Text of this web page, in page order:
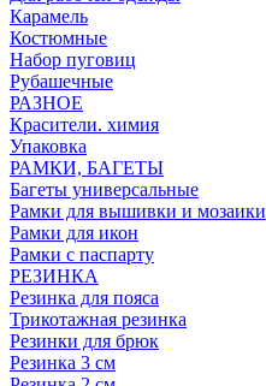
Карамель
Костюмные
Набор пуговиц
Рубашечные
РАЗНОЕ
Красители. химия
Упаковка
РАМКИ, БАГЕТЫ
Багеты универсальные
Рамки для вышивки и мозаики
Рамки для икон
Рамки с паспарту
РЕЗИНКА
Резинка для пояса
Трикотажная резинка
Резинки для брюк
Резинка 3 см